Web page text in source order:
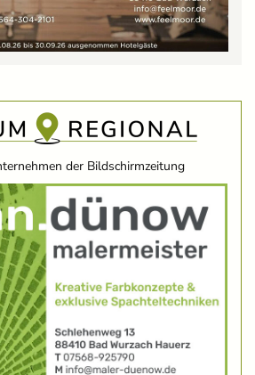
der Bildschirmzeitung